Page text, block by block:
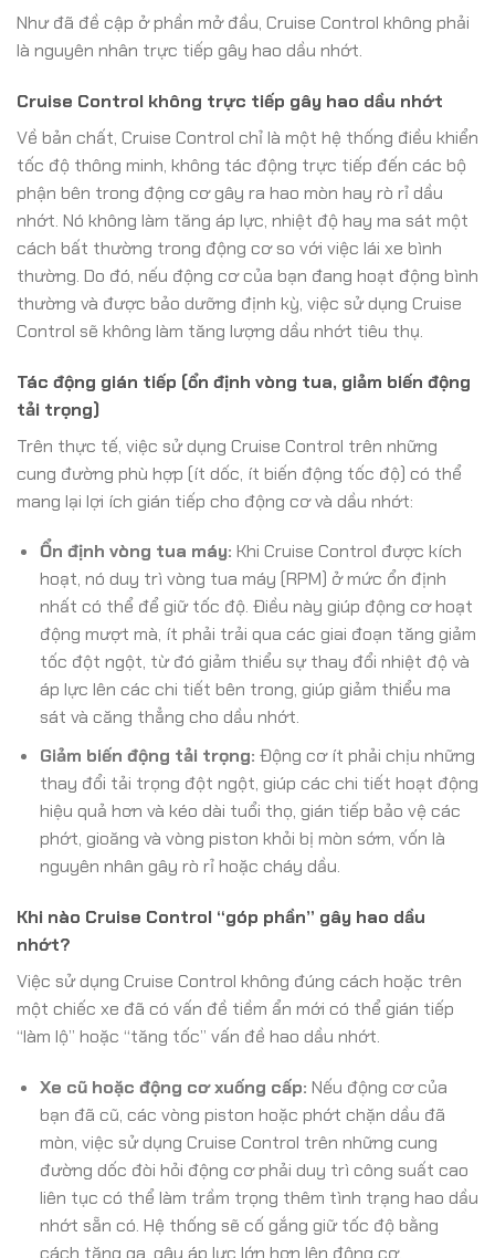
Như đã đề cập ở phần mở đầu, Cruise Control không phải
là nguyên nhân trực tiếp gây hao dầu nhớt.
Cruise Control không trực tiếp gây hao dầu nhớt
Về bản chất, Cruise Control chỉ là một hệ thống điều khiển
tốc độ thông minh, không tác động trực tiếp đến các bộ
phận bên trong động cơ gây ra hao mòn hay rò rỉ dầu
nhớt. Nó không làm tăng áp lực, nhiệt độ hay ma sát một
cách bất thường trong động cơ so với việc lái xe bình
thường. Do đó, nếu động cơ của bạn đang hoạt động bình
thường và được bảo dưỡng định kỳ, việc sử dụng Cruise
Control sẽ không làm tăng lượng dầu nhớt tiêu thụ.
Tác động gián tiếp (ổn định vòng tua, giảm biến động
tải trọng)
Trên thực tế, việc sử dụng Cruise Control trên những
cung đường phù hợp (ít dốc, ít biến động tốc độ) có thể
mang lại lợi ích gián tiếp cho động cơ và dầu nhớt:
Ổn định vòng tua máy: Khi Cruise Control được kích
hoạt, nó duy trì vòng tua máy (RPM) ở mức ổn định
nhất có thể để giữ tốc độ. Điều này giúp động cơ hoạt
động mượt mà, ít phải trải qua các giai đoạn tăng giảm
tốc đột ngột, từ đó giảm thiểu sự thay đổi nhiệt độ và
áp lực lên các chi tiết bên trong, giúp giảm thiểu ma
sát và căng thẳng cho dầu nhớt.
Giảm biến động tải trọng: Động cơ ít phải chịu những
thay đổi tải trọng đột ngột, giúp các chi tiết hoạt động
hiệu quả hơn và kéo dài tuổi thọ, gián tiếp bảo vệ các
phớt, gioăng và vòng piston khỏi bị mòn sớm, vốn là
nguyên nhân gây rò rỉ hoặc cháy dầu.
Khi nào Cruise Control “góp phần” gây hao dầu
nhớt?
Việc sử dụng Cruise Control không đúng cách hoặc trên
một chiếc xe đã có vấn đề tiềm ẩn mới có thể gián tiếp
“làm lộ” hoặc “tăng tốc” vấn đề hao dầu nhớt.
Xe cũ hoặc động cơ xuống cấp: Nếu động cơ của
bạn đã cũ, các vòng piston hoặc phớt chặn dầu đã
mòn, việc sử dụng Cruise Control trên những cung
đường dốc đòi hỏi động cơ phải duy trì công suất cao
liên tục có thể làm trầm trọng thêm tình trạng hao dầu
nhớt sẵn có. Hệ thống sẽ cố gắng giữ tốc độ bằng
cách tăng ga, gây áp lực lớn hơn lên động cơ.